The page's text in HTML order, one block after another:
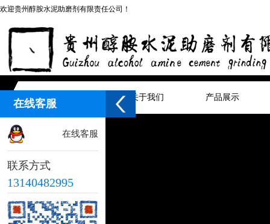
欢迎贵州醇胺水泥助磨剂有限责任公司！
网站首页 关于我们 产品展示
在线客服
在线客服
联系方式
13140482995